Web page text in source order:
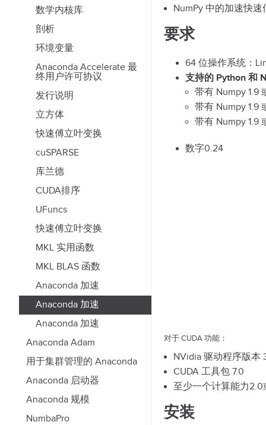
数学内核库
剖析
环境变量
Anaconda Accelerate 最
终用户许可协议
发行说明
立方体
快速傅立叶变换
cuSPARSE
库兰德
CUDA排序
UFuncs
快速傅立叶变换
MKL 实用函数
MKL BLAS 函数
Anaconda 加速
Anaconda 加速
Anaconda 加速
Anaconda Adam
用于集群管理的 Anaconda
Anaconda 启动器
Anaconda 规模
NumbaPro
NumPy 中的加速快速
要求
64 位操作系统：
支持的 Python 和
带有 Numpy 1.9
带有 Numpy 1.9
带有 Numpy 1.9
数字0.24
对于 CUDA 功能：
NVidia 驱动程序版本
CUDA 工具包 7.0
至少一个计算能力2.0
安装